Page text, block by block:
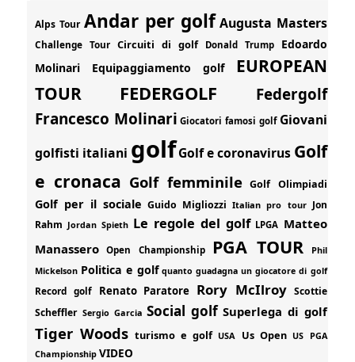
Alps Tour Andar per golf Augusta Masters
Challenge Tour Circuiti di golf Donald Trump
Edoardo
Molinari
Equipaggiamento golf
EUROPEAN
TOUR
FEDERGOLF Federgolf
Francesco Molinari Giocatori famosi golf Giovani
golfisti italiani golf Golf e coronavirus Golf
e cronaca Golf femminile Golf Olimpiadi
Golf per il sociale Guido Migliozzi Italian pro tour Jon
Rahm Jordan Spieth Le regole del golf LPGA Matteo
Manassero
Open Championship PGA TOUR
Phil
Mickelson Politica e golf quanto guadagna un giocatore di golf
Record golf Renato Paratore Rory McIlroy Scottie
Scheffler Sergio Garcia Social golf Superlega di golf
Tiger Woods turismo e golf USA Us Open US PGA
Championship VIDEO